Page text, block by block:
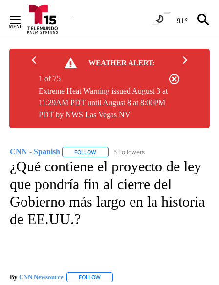
Content
91°
WEATHER ALERT:
Extreme Heat Warning issued August 3 at
11:29AM PDT until August 8 at 8:00PM
PDT by NWS Las Vegas NV
1 of 75
CNN - Spanish FOLLOW FOLLOW "CNN - SPANISH" TO RECEIVE
5 Followers
¿Qué contiene el proyecto de ley
que pondría fin al cierre del
Gobierno más largo en la historia
de EE.UU.?
By CNN Newsource FOLLOW